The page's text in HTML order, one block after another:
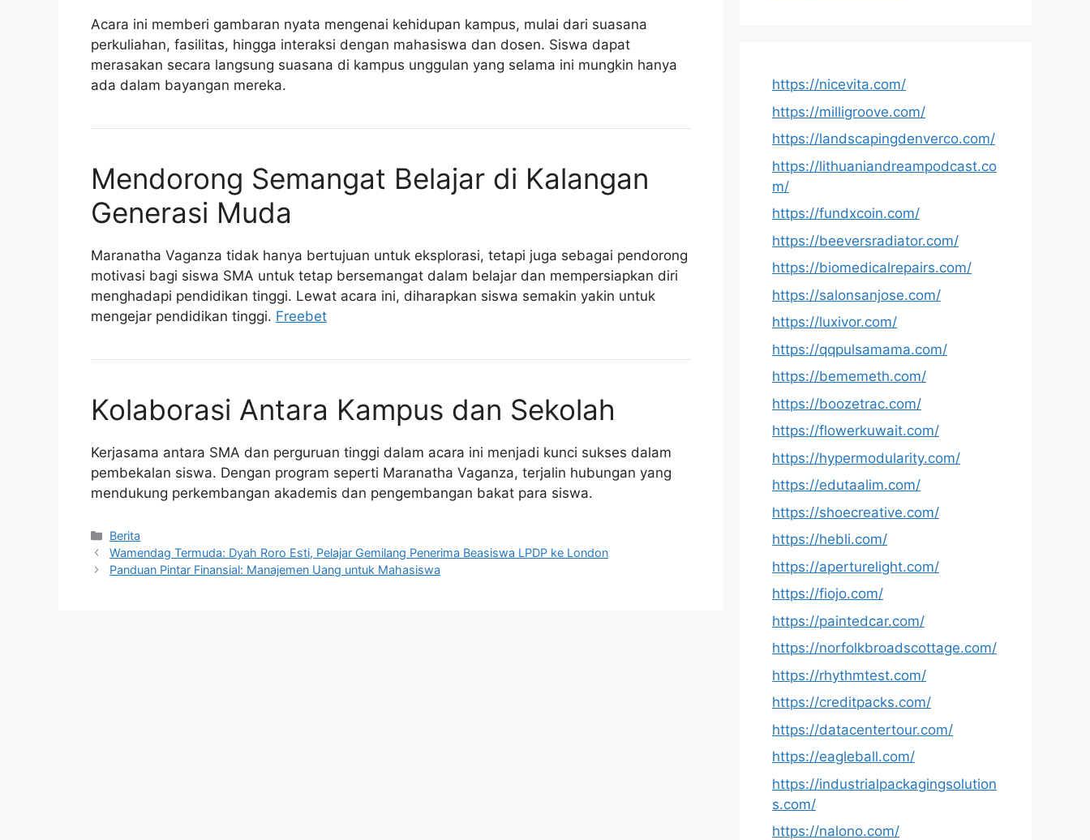
Acara ini memberi gambaran nyata mengenai kehidupan kampus, mulai dari suasana
perkuliahan, fasilitas, hingga interaksi dengan mahasiswa dan dosen. Siswa dapat
merasakan secara langsung suasana di kampus unggulan yang selama ini mungkin hanya
ada dalam bayangan mereka.
Mendorong Semangat Belajar di Kalangan
Generasi Muda
Maranatha Vaganza tidak hanya bertujuan untuk eksplorasi, tetapi juga sebagai pendorong
motivasi bagi siswa SMA untuk tetap bersemangat dalam belajar dan mempersiapkan diri
menghadapi pendidikan tinggi. Lewat acara ini, diharapkan siswa semakin yakin untuk
mengejar pendidikan tinggi. Freebet
Kolaborasi Antara Kampus dan Sekolah
Kerjasama antara SMA dan perguruan tinggi dalam acara ini menjadi kunci sukses dalam
pembekalan siswa. Dengan program seperti Maranatha Vaganza, terjalin hubungan yang
mendukung perkembangan akademis dan pengembangan bakat para siswa.
Kategori
Berita
Wamendag Termuda: Dyah Roro Esti, Pelajar Gemilang Penerima Beasiswa LPDP ke London
Panduan Pintar Finansial: Manajemen Uang untuk Mahasiswa
https://nicevita.com/
https://milligroove.com/
https://landscapingdenverco.com/
https://lithuaniandreampodcast.co
m/
https://fundxcoin.com/
https://beeversradiator.com/
https://biomedicalrepairs.com/
https://salonsanjose.com/
https://luxivor.com/
https://qqpulsamama.com/
https://bememeth.com/
https://boozetrac.com/
https://flowerkuwait.com/
https://hypermodularity.com/
https://edutaalim.com/
https://shoecreative.com/
https://hebli.com/
https://aperturelight.com/
https://fiojo.com/
https://paintedcar.com/
https://norfolkbroadscottage.com/
https://rhythmtest.com/
https://creditpacks.com/
https://datacentertour.com/
https://eagleball.com/
https://industrialpackagingsolution
s.com/
https://nalono.com/